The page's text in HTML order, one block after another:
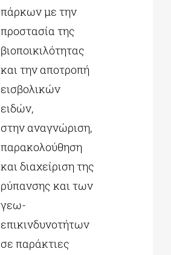
πάρκων με την
προστασία της
βιοποικιλότητας
και την αποτροπή
εισβολικών
ειδών,
στην αναγνώριση,
παρακολούθηση
και διαχείριση της
ρύπανσης και των
γεω-
επικινδυνοτήτων
σε παράκτιες